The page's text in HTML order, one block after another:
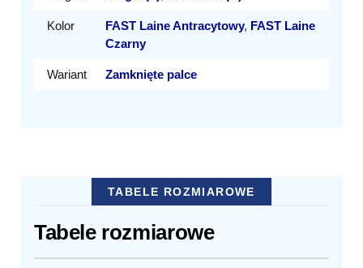
Kolor FAST Laine Antracytowy, FAST Laine
Czarny
Wariant Zamknięte palce
TABELE ROZMIAROWE
Tabele rozmiarowe